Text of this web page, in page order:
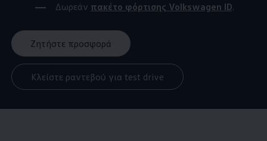
Δωρεάν πακέτο φόρτισης Volkswagen ID.
Ζητήστε προσφορά
Κλείστε ραντεβού για test drive